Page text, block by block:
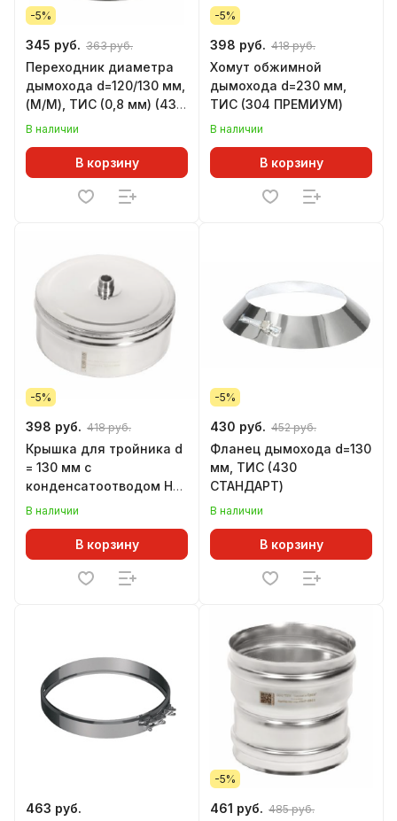
-5%
345 руб. 363 руб.
Переходник диаметра
дымохода d=120/130 мм,
(М/М), ТИС (0,8 мм) (430
СТАНДАРТ)
В наличии
В корзину
-5%
398 руб. 418 руб.
Хомут обжимной
дымохода d=230 мм,
ТИС (304 ПРЕМИУМ)
В наличии
В корзину
-5%
398 руб. 418 руб.
Крышка для тройника d
= 130 мм с
конденсатоотводом Н
ТИС (430 СТАНДАРТ) К
В наличии
В корзину
-5%
430 руб. 452 руб.
Фланец дымохода d=130
мм, ТИС (430
СТАНДАРТ)
В наличии
В корзину
463 руб.
-5%
461 руб. 485 руб.